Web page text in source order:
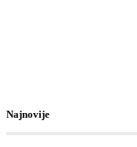
Najnovije